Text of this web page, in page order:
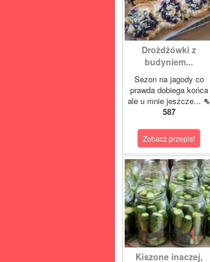
Drożdżówki z
budyniem...
Sezon na jagody co
prawda dobiega końca
ale u mnie jeszcze... ⇖
587
Zobacz przepis!
Kiszone inaczej,